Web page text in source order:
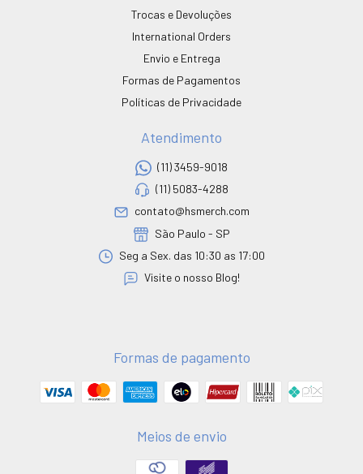
Trocas e Devoluções
International Orders
Envio e Entrega
Formas de Pagamentos
Políticas de Privacidade
Atendimento
(11) 3459-9018
(11) 5083-4288
contato@hsmerch.com
São Paulo - SP
Seg a Sex. das 10:30 as 17:00
Visite o nosso Blog!
Formas de pagamento
Meios de envio